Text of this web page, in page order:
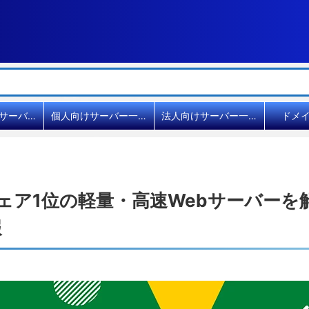
共用レンタルサーバー比較 個人向けサーバー一覧 法人向けサーバー一覧 ドメ
ア1位の軽量・高速Webサーバーを